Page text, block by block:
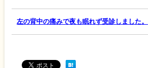
左の背中の痛みで夜も眠れず受診しました。